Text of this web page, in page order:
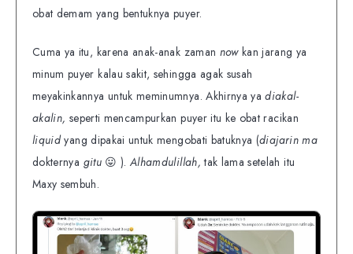
obat demam yang bentuknya puyer.
Cuma ya itu, karena anak-anak zaman nowkan jarang ya
minum puyer kalau sakit, sehingga agak susah
meyakinkannya untuk meminumnya. Akhirnya yadiakal-
akalin, seperti mencampurkan puyer itu ke obat racikan
liquidyang dipakai untuk mengobati batuknya (diajarin ma
dokternya gitu 😛 ). Alhamdulillah,tak lama setelah itu
Maxy sembuh.